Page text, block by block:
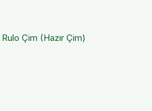
Rulo Çim (Hazır Çim)